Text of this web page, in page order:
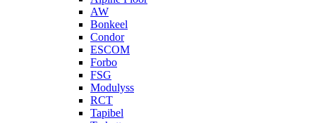
AW
Bonkeel
Condor
ESCOM
Forbo
FSG
Modulyss
RCT
Tapibel